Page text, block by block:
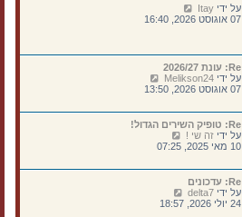
ו
ד
ה
א
ח
ר
נ
ה
על ידי Itay
פ
ו
ד
ע
ה
א
ח
ר
ו
ה
07 אוגוסט 2026, 16:40
Re: עונת 2026/27
על ידי Melikson24
פ
ב
ה
ו
07 אוגוסט 2026, 13:50
Re: טופיק השירים הגדול!
על ידי זה שי !
פ
ב
ד
ע
10 מאי 2025, 07:25
Re: עדכונים
על ידי delta7
פ
24 יולי 2026, 18:57